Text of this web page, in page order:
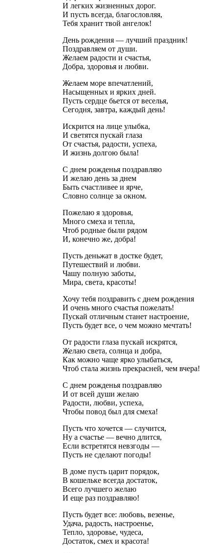
И легких жизненных дорог.
И пусть всегда, благословляя,
Тебя хранит твой ангелок!
День рождения — лучший праздник!
Поздравляем от души.
Желаем радости и счастья,
Добра, здоровья и любви.
Желаем море впечатлений,
Насыщенных и ярких дней.
Пусть сердце бьется от веселья,
Сегодня, завтра, каждый день!
Искрится на лице улыбка,
И светятся пускай глаза
От счастья, радости, успеха,
И жизнь долгою была!
С днем рожденья поздравляю
И желаю день за днем
Быть счастливее и ярче,
Словно солнце за окном.
Пожелаю я здоровья,
Много смеха и тепла,
Чтоб родные были рядом
И, конечно же, добра!
Пусть деньжат в достке будет,
Путешествий и любви.
Чашу полную заботы,
Мира, света, красоты!
Хочу тебя поздравить с днем рождения
И очень много счастья пожелать!
Пускай отличным станет настроение,
Пусть будет все, о чем можно мечтать!
От радости глаза пускай искрятся,
Желаю света, солнца и добра,
Как можно чаще ярко улыбаться,
Чтоб стала жизнь прекрасней, чем вчера!
С днем рожденья поздравляю
И от всей души желаю
Радости, любви, успеха,
Чтобы повод был для смеха!
Пусть что хочется — случится,
Ну а счастье — вечно длится,
Если встретятся невзгоды —
Пусть не сделают погоды!
В доме пусть царит порядок,
В кошельке всегда достаток,
Всего лучшего желаю
И еще раз поздравляю!
Пусть будет все: любовь, везенье,
Удача, радость, настроенье,
Тепло, здоровье, чудеса,
Достаток, смех и красота!